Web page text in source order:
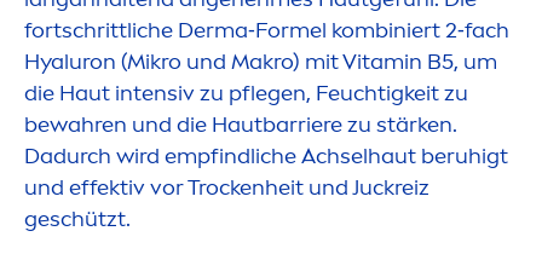
fortschrittliche Derma‑Formel kombiniert 2‑fach
Hyaluron (Mikro und Makro) mitVitamin B5, um
die Haut intensiv zu pflegen, Feuchtigkeit zu
bewahren und die Hautbarriere zu stärken.
Dadurch wird empfindliche Achselhaut beruhigt
und effektiv vor Trockenheit und Juckreiz
geschützt.